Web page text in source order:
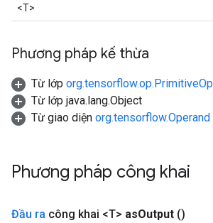
<T>
Phương pháp kế thừa
Từ lớp org.tensorflow.op.PrimitiveOp
Từ lớp java.lang.Object
Từ giao diện org.tensorflow.Operand
Phương pháp công khai
Đầu ra công khai <T> asOutput ()